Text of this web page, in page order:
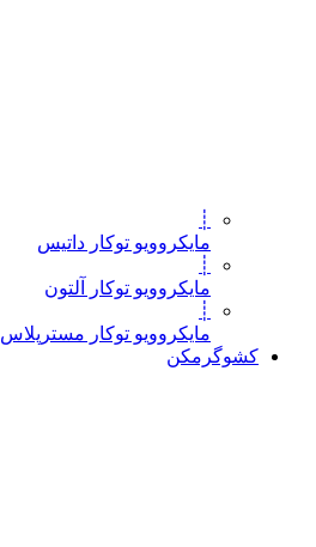
┊
مایکروویو توکار داتیس
┊
مایکروویو توکار آلتون
┊
مایکروویو توکار مسترپلاس
کشوگرمکن